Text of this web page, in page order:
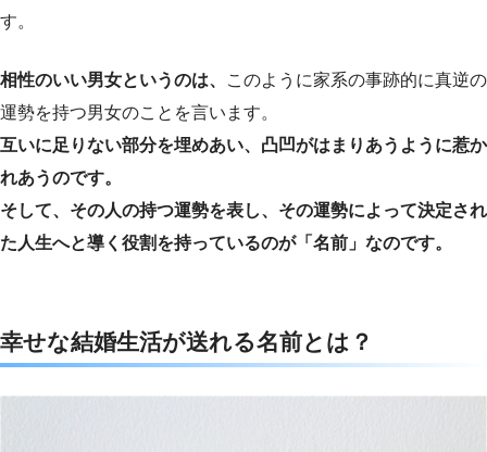
す。
相性のいい男女というのは、
このように家系の事跡的に真逆の
運勢を持つ男女のことを言います。
互いに足りない部分を埋めあい、凸凹がはまりあうように惹か
れあうのです。
そして、その人の持つ運勢を表し、その運勢によって決定され
た人生へと導く役割を持っているのが「名前」なのです。
幸せな結婚生活が送れる名前とは？